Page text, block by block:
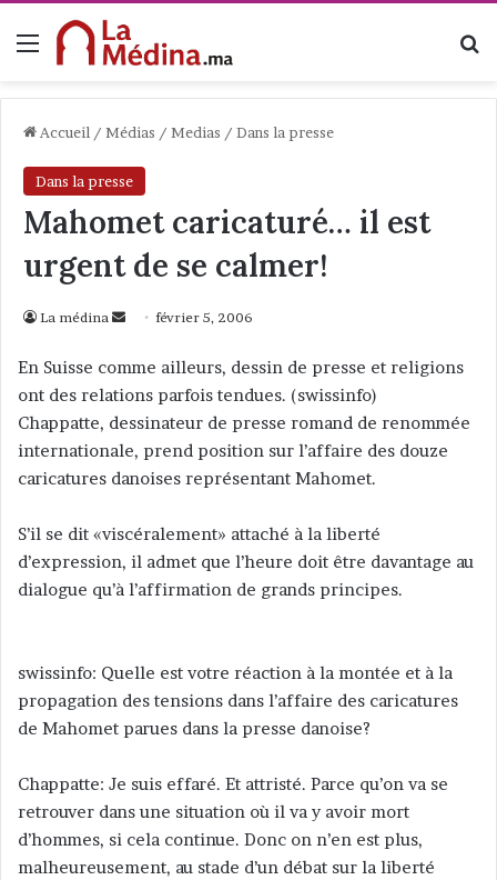
Menu
Accueil / Médias / Medias / Dans la presse
Dans la presse
Mahomet caricaturé… il est
urgent de se calmer!
La médina
v
o
y
e
r
n
c
o
i
février 5, 2006
En Suisse comme ailleurs, dessin de presse et religions
ont des relations parfois tendues. (swissinfo)
Chappatte, dessinateur de presse romand de renommée
internationale, prend position sur l’affaire des douze
caricatures danoises représentant Mahomet.
S’il se dit «viscéralement» attaché à la liberté
d’expression, il admet que l’heure doit être davantage au
dialogue qu’à l’affirmation de grands principes.
swissinfo: Quelle est votre réaction à la montée et à la
propagation des tensions dans l’affaire des caricatures
de Mahomet parues dans la presse danoise?
Chappatte: Je suis effaré. Et attristé. Parce qu’on va se
retrouver dans une situation où il va y avoir mort
d’hommes, si cela continue. Donc on n’en est plus,
malheureusement, au stade d’un débat sur la liberté